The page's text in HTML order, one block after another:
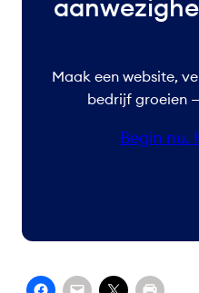
Maak een website,
bedrijf groeien
Begin nu.